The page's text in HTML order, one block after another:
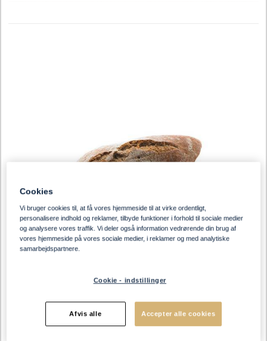
Cookies
Vi bruger cookies til, at få vores hjemmeside til at virke ordentligt,
personalisere indhold og reklamer, tilbyde funktioner i forhold til sociale medier
og analysere vores traffik. Vi deler også information vedrørende din brug af
vores hjemmeside på vores sociale medier, i reklamer og med analytiske
samarbejdspartnere.
Cookie - indstillinger
Afvis alle Accepter alle cookies